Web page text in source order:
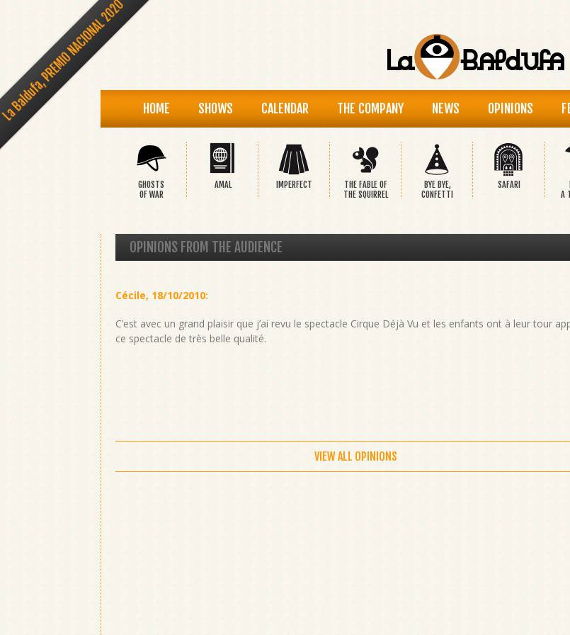
La Baldufa, PREMIO NACIONAL 2020 HOME SHOWS CALENDAR THE COMPANY NEWS OPINIONS
GHOSTS
OF WAR
AMAL IMPERFECT
THE FABLE OF
THE SQUIRREL
BYE BYE,
CONFETTI
SAFARI
A
OPINIONS FROM THE AUDIENCE
Cécile, 18/10/2010:
C’est avec un grand plaisir que j’ai revu le spectacle Cirque Déjà Vu et les enfants ont à leur tour
ce spectacle de très belle qualité.
VIEW ALL OPINIONS